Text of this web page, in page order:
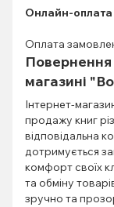
Онлайн-оплата
Оплата
Повернення
магазині
Інтернет-
продажу книг
відповідальна
дотримується
комфорт своїх
та обміну
зручно та